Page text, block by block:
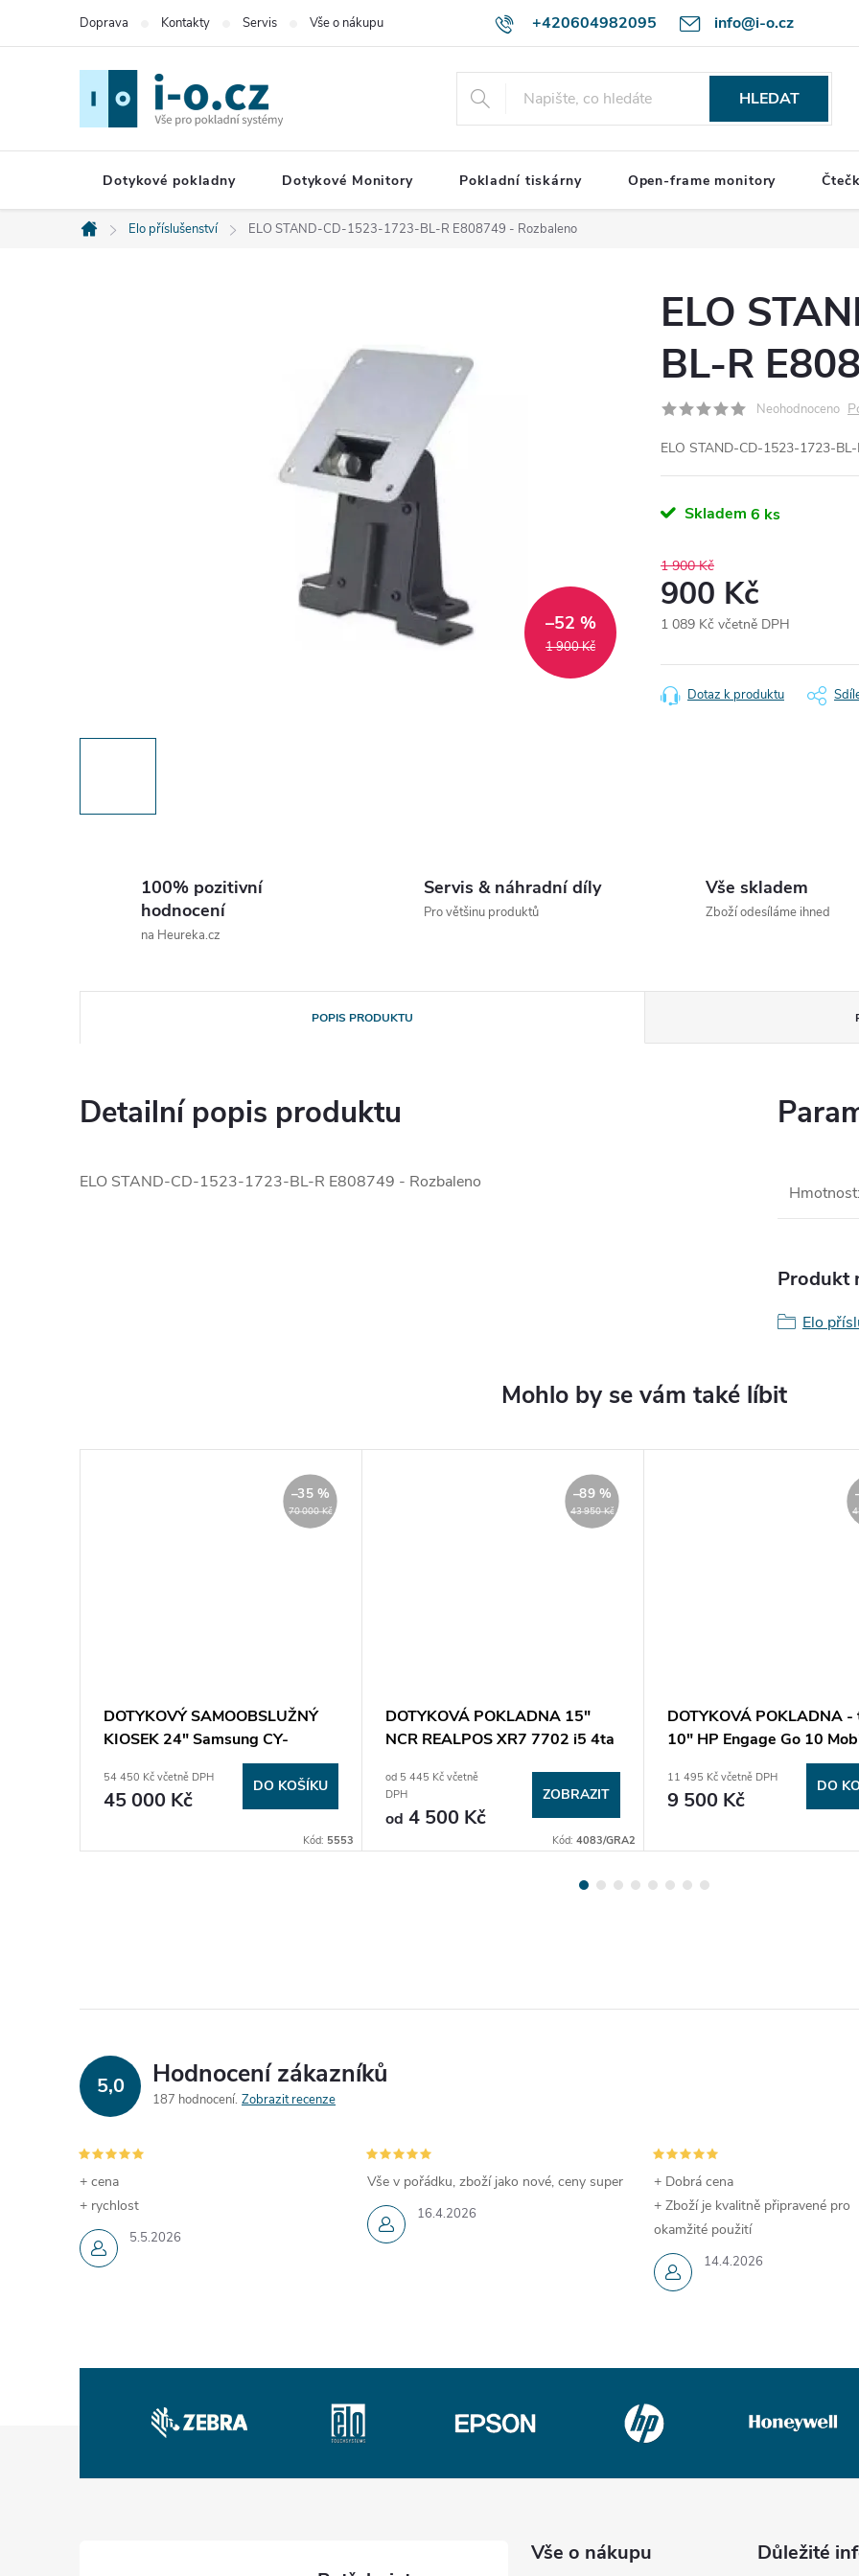
+420604982095 info@i-o.cz
Doprava Kontakty Servis Vše o nákupu
HLEDAT
Dotykové pokladny Dotykové Monitory Pokladní tiskárny Open-frame monitory
Domů
Elo příslušenství ELO STAND-CD-1523-1723-BL-R E808749 - Rozbaleno
1 900 Kč
–52 %
ELO
BL-R
Neohodnoceno
ELO STAND-CD-1523-1723-
Skladem 6 ks
1 900 Kč
900 Kč
1 089 Kč včetně DPH
cena:
Dotaz k produktu
100% pozitivní
hodnocení
na Heureka.cz
Servis & náhradní díly
Pro většinu produktů
Vše skladem
Zboží odesíláme ihned
POPIS PRODUKTU
Detailní popis produktu
ELO STAND-CD-1523-1723-BL-R E808749 - Rozbaleno
Hmotnost:
Produkt
Elo
70 000 Kč
–35 %
DOTYKOVÝ SAMOOBSLUŽNÝ
KIOSEK 24" Samsung CY-
LH24KMC3BGCXEN
54 450 Kč včetně DPH
45 000 Kč
DO KOŠÍKU
Kód: 5553
43 950 Kč
–89 %
DOTYKOVÁ POKLADNA 15"
NCR REALPOS XR7 7702 i5 4ta
od 5 445 Kč včetně
DPH
od 4 500 Kč
ZOBRAZIT
Kód: 4083/GRA2
DOTYKOVÁ POKLADNA
10" HP Engage Go 10
11 495 Kč včetně DPH
9 500 Kč
DO
5,0 Hodnocení zákazníků
187 hodnocení Zobrazit recenze
5.5.2026
+ cena
+ rychlost
16.4.2026
Vše v pořádku, zboží jako nové, ceny super
14.4.2026
+ Dobrá cena
+ Zboží je kvalitně připravené pro
okamžité použití
Vše o nákupu Důležité